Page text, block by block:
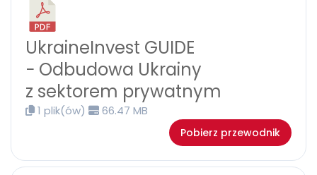
UkraineInvest GUIDE
− Odbudowa Ukrainy
z sektorem prywatnym
1 plik(ów) 66.47 MB
Pobierz przewodnik